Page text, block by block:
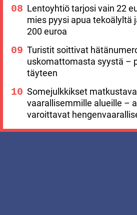
Lentoyhtiö tarjosi vain 22
mies pyysi apua tekoälyltä
200 euroa
Turistit soittivat
uskomattomasta syystä –
täyteen
Somejulkkikset
vaarallisemmille alueille –
varoittavat